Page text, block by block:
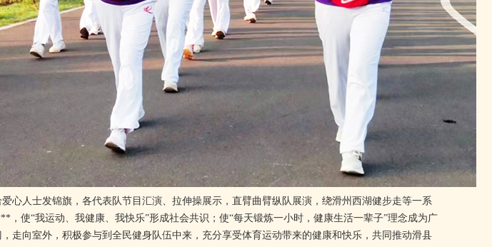
人士发锦旗，各代表队节目汇演、拉伸操展示，直臂曲臂纵队展演，绕滑州西湖健步走等一系
使“我运动、我健康、我快乐”形成社会共识；使“每天锻炼一小时，健康生活一辈子”理念成为广
走向室外，积极参与到全民健身队伍中来，充分享受体育运动带来的健康和快乐，共同推动滑县